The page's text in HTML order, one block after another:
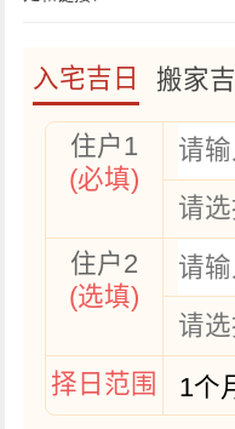
入宅吉日 搬家
住户1
(必填)
住户2
(选填)
择日范围